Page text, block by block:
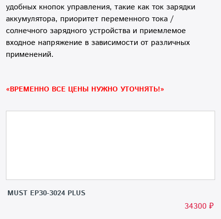
удобных кнопок управления, такие как ток зарядки
аккумулятора, приоритет переменного тока /
солнечного зарядного устройства и приемлемое
входное напряжение в зависимости от различных
применений.
«ВРЕМЕННО ВСЕ ЦЕНЫ НУЖНО УТОЧНЯТЬ!»
MUST EP30-3024 PLUS
34300 ₽